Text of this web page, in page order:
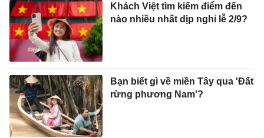
Khách Việt tìm kiếm điểm đến
nào nhiều nhất dịp nghỉ lễ 2/9?
Bạn biết gì về miền Tây qua 'Đất
rừng phương Nam'?